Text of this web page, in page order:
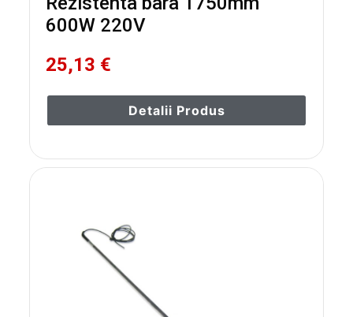
600W 220V
25,13 €
Detalii Produs